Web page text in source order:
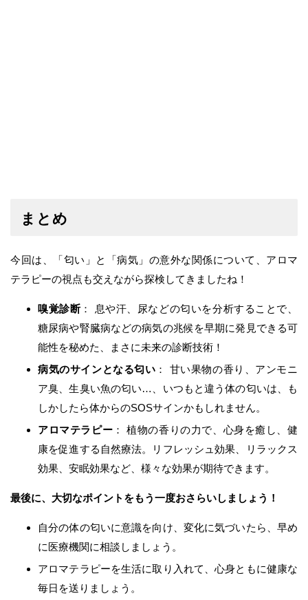
まとめ
今回は、「匂い」と「病気」の意外な関係について、アロマ
テラピーの視点も交えながら探検してきましたね！
嗅覚診断： 息や汗、尿などの匂いを分析することで、
糖尿病や腎臓病などの病気の兆候を早期に発見できる可
能性を秘めた、まさに未来の診断技術！
病気のサインとなる匂い ： 甘い果物の香り、アンモニ
ア臭、生臭い魚の匂い…、いつもと違う体の匂いは、も
しかしたら体からのSOSサインかもしれません。
アロマテラピー ： 植物の香りの力で、心身を癒し、健
康を促進する自然療法。リフレッシュ効果、リラックス
効果、安眠効果など、様々な効果が期待できます。
最後に、大切なポイントをもう一度おさらいしましょう！
自分の体の匂いに意識を向け、変化に気づいたら、早め
に医療機関に相談しましょう。
アロマテラピーを生活に取り入れて、心身ともに健康な
毎日を送りましょう。